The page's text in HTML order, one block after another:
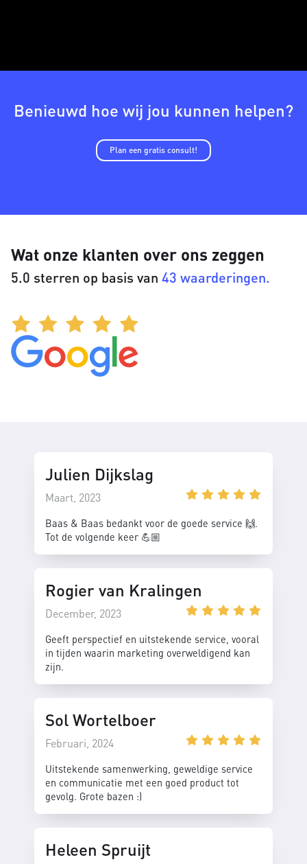
Benieuwd hoe wij jou kunnen helpen?
Plan een gratis consult!
Wat onze klanten over ons zeggen
5.0 sterren op basis van 43 waarderingen.
Julien Dijkslag
Maart, 2023
Baas & Baas bedankt voor de goede service 🙌.
Tot de volgende keer 💪🏼
Rogier van Kralingen
December, 2023
Geeft perspectief en uitstekende service, vooral
in tijden waarin marketing overweldigend kan
zijn.
Sol Wortelboer
Februari, 2024
Uitstekende samenwerking, geweldige service
en communicatie met een goed product tot
gevolg. Grote bazen :)
Heleen Spruijt